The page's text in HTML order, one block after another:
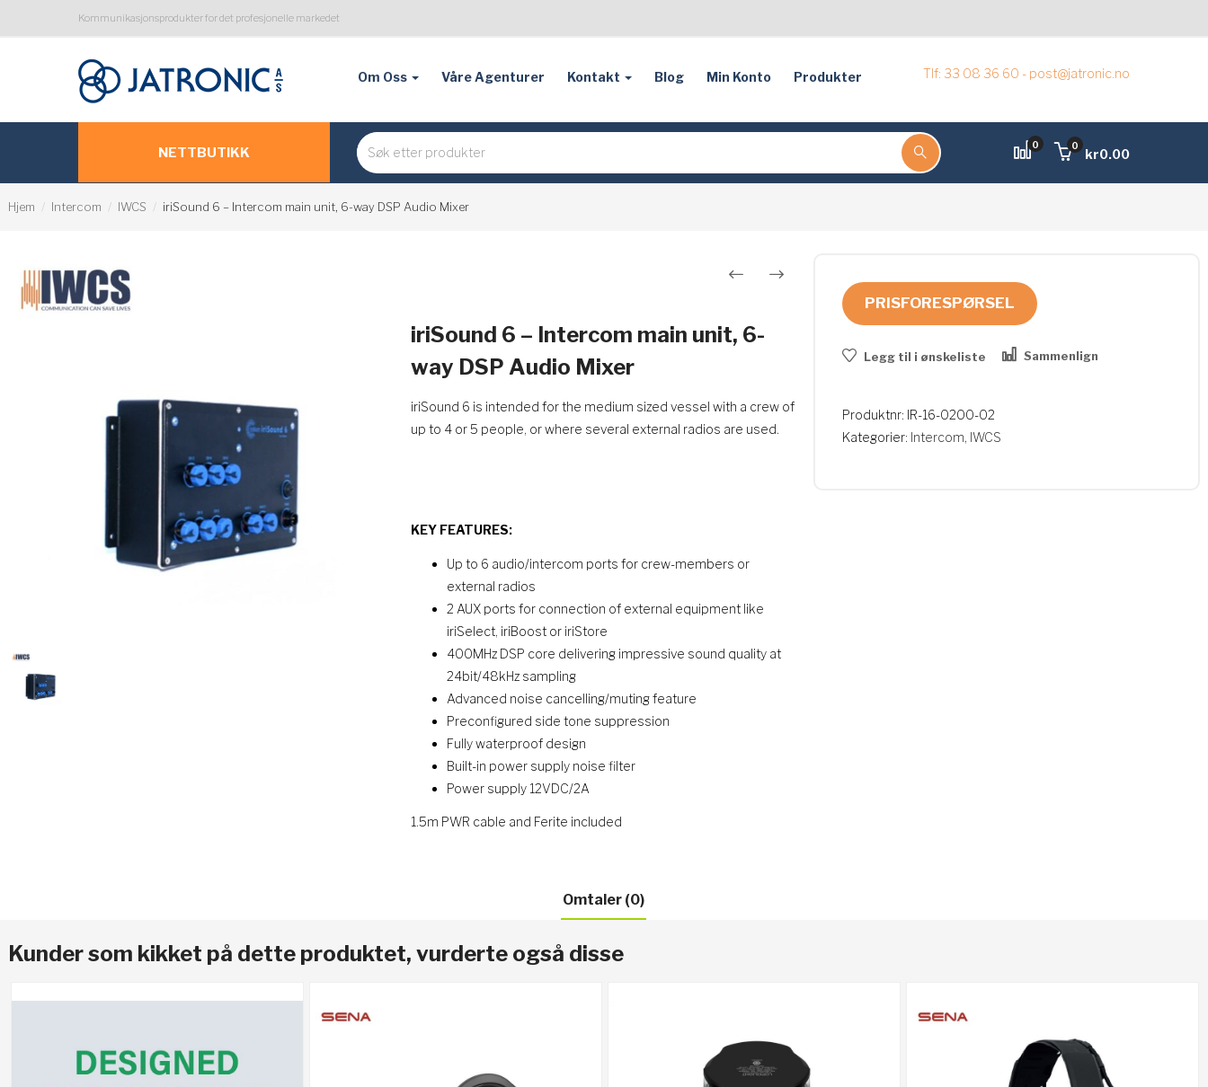
Kommunikasjonsprodukter for det profesjonelle markedet
Om Oss Våre Agenturer Kontakt Blog Min Konto Produkter Tlf: 33 08 36 60 - post@jatronic.no
NETTBUTIKK 0
kr0.00
0
Hjem Intercom IWCS iriSound 6 – Intercom main unit, 6-way DSP Audio Mixer
iriSound 6 – Intercom main unit, 6-
way DSP Audio Mixer
iriSound 6 is intended for the medium sized vessel with a crew of
up to 4 or 5 people, or where several external radios are used.
KEY FEATURES:
Up to 6 audio/intercom ports for crew-members or
external radios
2 AUX ports for connection of external equipment like
iriSelect, iriBoost or iriStore
400MHz DSP core delivering impressive sound quality at
24bit/48kHz sampling
Advanced noise cancelling/muting feature
Preconfigured side tone suppression
Fully waterproof design
Built-in power supply noise filter
Power supply 12VDC/2A
1.5m PWR cable and Ferite included
PRISFORESPØRSEL
Legg til i ønskeliste Sammenlign
Produktnr: IR-16-0200-02
Kategorier: Intercom, IWCS
Omtaler (0)
Kunder som kikket på dette produktet, vurderte også disse